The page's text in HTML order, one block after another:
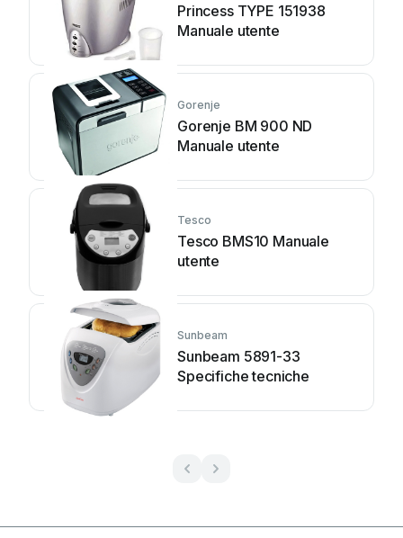
Princess TYPE 151938
Manuale utente
Gorenje
Gorenje BM 900 ND
Manuale utente
Tesco
Tesco BMS10 Manuale
utente
Sunbeam
Sunbeam 5891-33
Specifiche tecniche